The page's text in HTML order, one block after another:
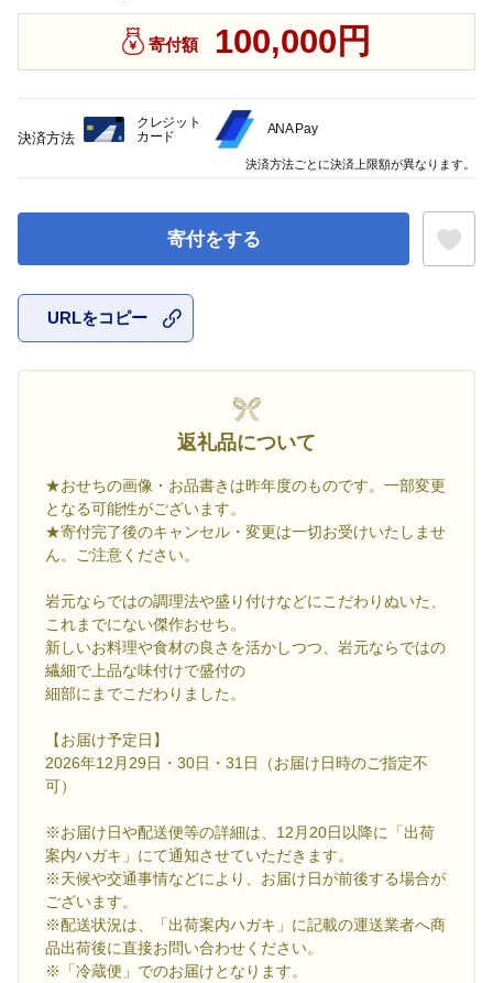
寄付額 100,000円
寄付をする
URLをコピー
返礼品について
★おせちの画像・お品書きは昨年度のものです。一部変更
となる可能性がございます。
★寄付完了後のキャンセル・変更は一切お受けいたしませ
ん。ご注意ください。
岩元ならではの調理法や盛り付けなどにこだわりぬいた、
これまでにない傑作おせち。
新しいお料理や食材の良さを活かしつつ、岩元ならではの
繊細で上品な味付けで盛付の
細部にまでこだわりました。
【お届け予定日】
2026年12月29日・30日・31日（お届け日時のご指定不
可）
※お届け日や配送便等の詳細は、12月20日以降に「出荷
案内ハガキ」にて通知させていただきます。
※天候や交通事情などにより、お届け日が前後する場合が
ございます。
※配送状況は、「出荷案内ハガキ」に記載の運送業者へ商
品出荷後に直接お問い合わせください。
※「冷蔵便」でのお届けとなります。
決済方法
クレジット
カード
ANA Pay
決済方法ごとに決済上限額が異なります。